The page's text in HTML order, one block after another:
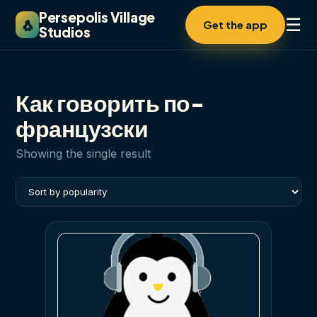
🐧 Persepolis Village
Studios
Get the app ☰
Как говорить по-
французски
Showing the single result